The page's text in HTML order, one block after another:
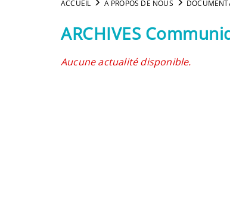
ACCUEIL À PROPOS DE NOUS
ARCHIVES
Aucune actualité disponible.